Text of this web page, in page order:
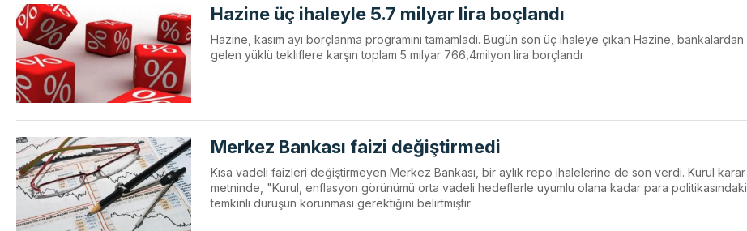
Hazine üç ihaleyle 5.7 milyar lira boçlandı
Hazine, kasım ayı borçlanma programını tamamladı. Bugün son üç ihaleye çıkan Hazine, bankalardan
gelen yüklü tekliflere karşın toplam 5 milyar 766,4milyon lira borçlandı
Merkez Bankası faizi değiştirmedi
Kısa vadeli faizleri değiştirmeyen Merkez Bankası, bir aylık repo ihalelerine de son verdi. Kurul karar
metninde, "Kurul, enflasyon görünümü orta vadeli hedeflerle uyumlu olana kadar para politikasındaki
temkinli duruşun korunması gerektiğini belirtmiştir